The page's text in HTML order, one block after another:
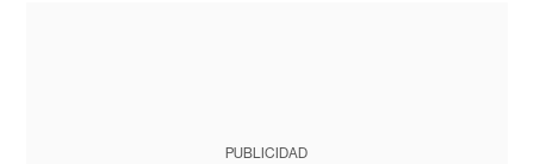
PUBLICIDAD